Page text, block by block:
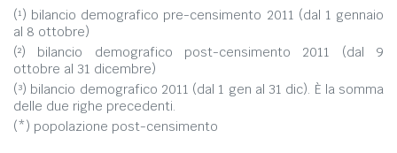
(¹) bilancio demografico pre-censimento 2011 (dal 1 gennaio
al 8 ottobre)
(²) bilancio demografico post-censimento 2011 (dal 9
ottobre al 31 dicembre)
(³) bilancio demografico 2011 (dal 1 gen al 31 dic). È la somma
delle due righe precedenti.
(*) popolazione post-censimento